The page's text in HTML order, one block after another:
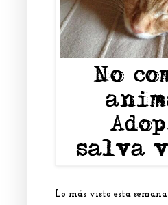
Lo más visto esta semana